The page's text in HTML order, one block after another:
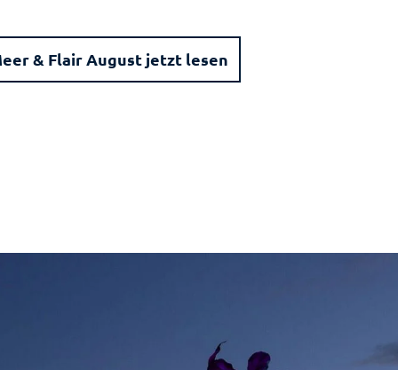
& Flair August jetzt lesen